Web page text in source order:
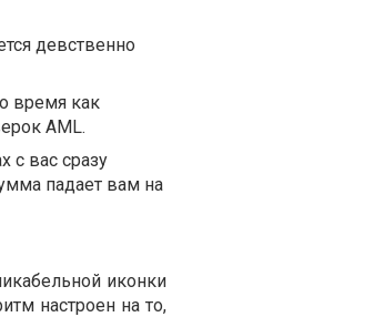
девственно
время как
AML.
с вас сразу
падает вам на
иконки
настроен на то,